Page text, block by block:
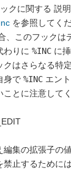
クに関する 説
を参照してく
、このフックは
わりに %INCに挿
クはさらなる特
身で %INCエント
ことに注意して
編集の拡張子の
禁止するためには